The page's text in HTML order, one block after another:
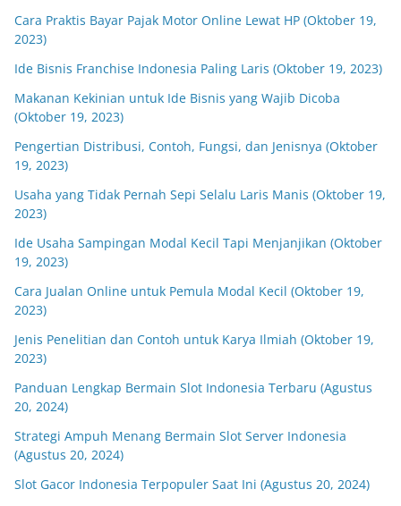
Cara Praktis Bayar Pajak Motor Online Lewat HP (Oktober 19,
2023)
Ide Bisnis Franchise Indonesia Paling Laris (Oktober 19, 2023)
Makanan Kekinian untuk Ide Bisnis yang Wajib Dicoba
(Oktober 19, 2023)
Pengertian Distribusi, Contoh, Fungsi, dan Jenisnya (Oktober
19, 2023)
Usaha yang Tidak Pernah Sepi Selalu Laris Manis (Oktober 19,
2023)
Ide Usaha Sampingan Modal Kecil Tapi Menjanjikan (Oktober
19, 2023)
Cara Jualan Online untuk Pemula Modal Kecil (Oktober 19,
2023)
Jenis Penelitian dan Contoh untuk Karya Ilmiah (Oktober 19,
2023)
Panduan Lengkap Bermain Slot Indonesia Terbaru (Agustus
20, 2024)
Strategi Ampuh Menang Bermain Slot Server Indonesia
(Agustus 20, 2024)
Slot Gacor Indonesia Terpopuler Saat Ini (Agustus 20, 2024)